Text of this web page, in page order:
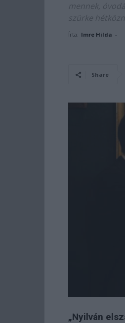
mennek,
szürke
Írta: Imre Hilda -
Share
„Nyilván